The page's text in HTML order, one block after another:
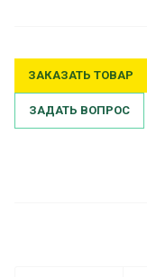
ЗАКАЗАТЬ ТОВАР
ЗАДАТЬ ВОПРОС